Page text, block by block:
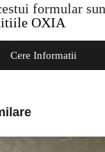
formular
OXIA
Cere Informatii